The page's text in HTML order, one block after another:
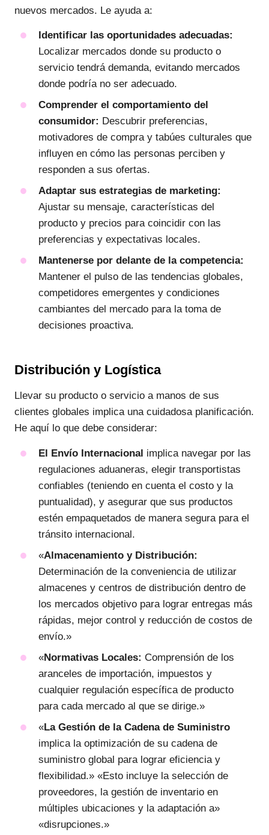
nuevos mercados. Le ayuda a:
Identificar las oportunidades adecuadas:
Localizar mercados donde su producto o
servicio tendrá demanda, evitando mercados
donde podría no ser adecuado.
Comprender el comportamiento del
consumidor: Descubrir preferencias,
motivadores de compra y tabúes culturales que
influyen en cómo las personas perciben y
responden a sus ofertas.
Adaptar sus estrategias de marketing:
Ajustar su mensaje, características del
producto y precios para coincidir con las
preferencias y expectativas locales.
Mantenerse por delante de la competencia:
Mantener el pulso de las tendencias globales,
competidores emergentes y condiciones
cambiantes del mercado para la toma de
decisiones proactiva.
Distribución y Logística
Llevar su producto o servicio a manos de sus
clientes globales implica una cuidadosa planificación.
He aquí lo que debe considerar:
El Envío Internacional implica navegar por las
regulaciones aduaneras, elegir transportistas
confiables (teniendo en cuenta el costo y la
puntualidad), y asegurar que sus productos
estén empaquetados de manera segura para el
tránsito internacional.
«Almacenamiento y Distribución:
Determinación de la conveniencia de utilizar
almacenes y centros de distribución dentro de
los mercados objetivo para lograr entregas más
rápidas, mejor control y reducción de costos de
envío.»
«Normativas Locales: Comprensión de los
aranceles de importación, impuestos y
cualquier regulación específica de producto
para cada mercado al que se dirige.»
«La Gestión de la Cadena de Suministro
implica la optimización de su cadena de
suministro global para lograr eficiencia y
flexibilidad.» «Esto incluye la selección de
proveedores, la gestión de inventario en
múltiples ubicaciones y la adaptación a»
«disrupciones.»